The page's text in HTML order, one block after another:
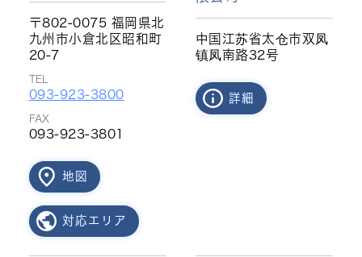
〒802-0075 福岡県北
九州市小倉北区昭和町
20-7
TEL
093-923-3800
FAX
093-923-3801
地図
対応エリア
中国江苏省太仓市双凤
镇凤南路32号
詳細